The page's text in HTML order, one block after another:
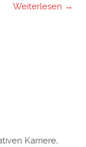
Weiterlesen →
Karriere,